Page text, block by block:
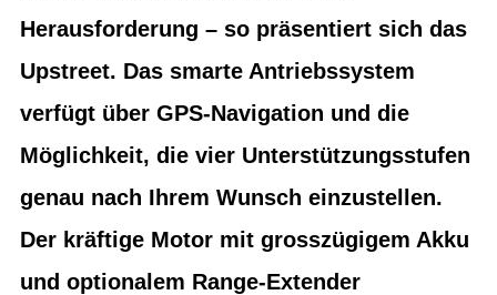
Herausforderung – so präsentiert sich das
Upstreet. Das smarte Antriebssystem
verfügt über GPS-Navigation und die
Möglichkeit, die vier Unterstützungsstufen
genau nach Ihrem Wunsch einzustellen.
Der kräftige Motor mit grosszügigem Akku
und optionalem Range-Extender